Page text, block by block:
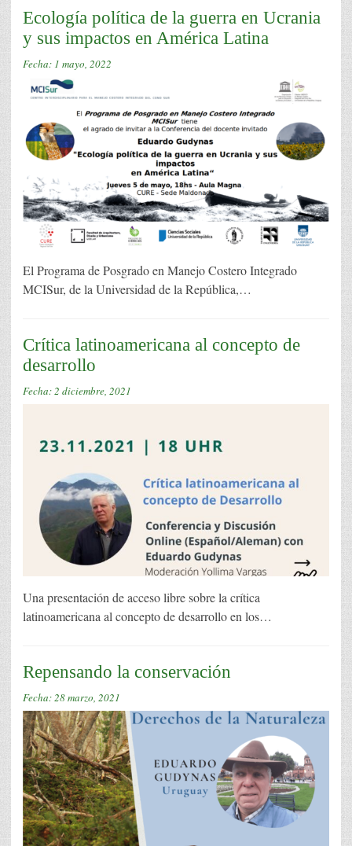
Ecología política de la guerra en Ucrania
y sus impactos en América Latina
Fecha: 1 mayo, 2022
El Programa de Posgrado en Manejo Costero Integrado
MCISur, de la Universidad de la República,…
Crítica latinoamericana al concepto de
desarrollo
Fecha:2 diciembre, 2021
Una presentación de acceso libre sobre la crítica
latinoamericana al concepto de desarrollo en los…
Repensando la conservación
Fecha:28 marzo, 2021